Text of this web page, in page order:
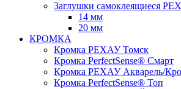
Заглушки самоклеящиеся
14 мм
20 мм
КРОМКА
Кромка PЕХАУ Томск
Кромка PerfectSense® Смарт
Кромка PЕХАУ Акварель/
Кромка PerfectSense® Топ